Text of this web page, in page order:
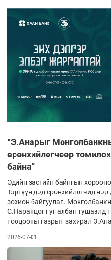
“Э.Анарыг
ерөнхийлөгчөөр
байна”
Эдийн засгийн байнгын
Тэргүүн дэд ерөнхийлөгчид
зохион байгуулав.
С.Наранцогт уг албан тушаалд
тооцооны газрын захирал
2026-07-01